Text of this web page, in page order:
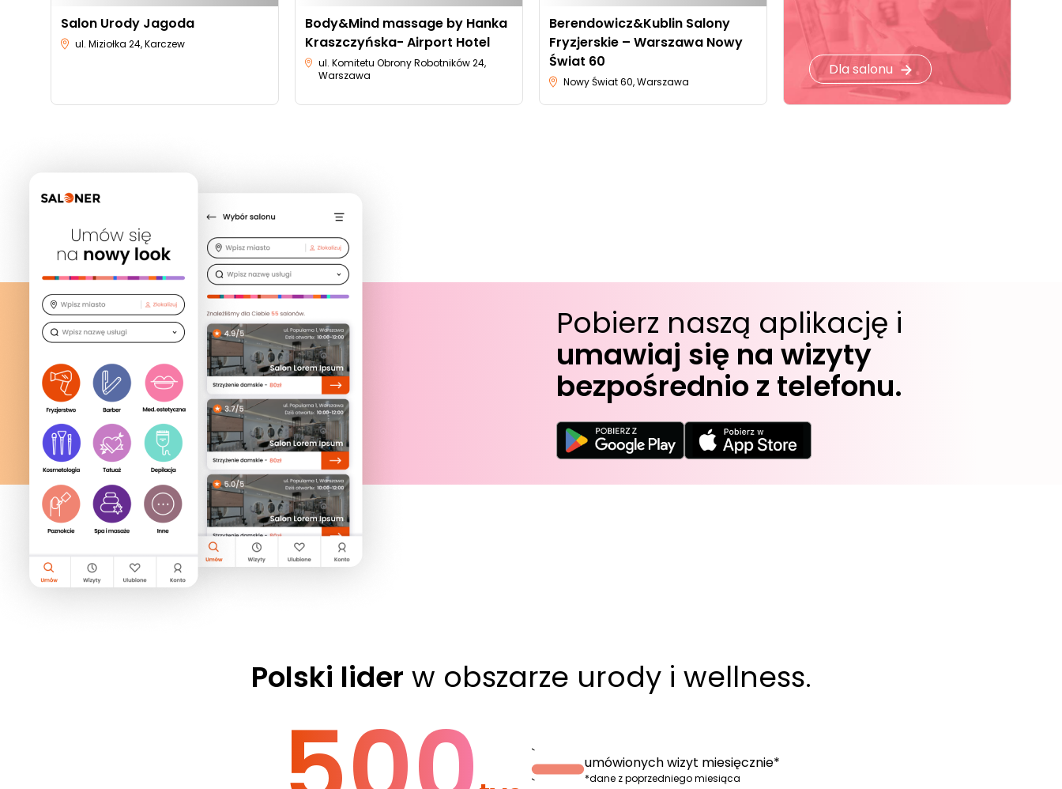
Salon Urody Jagoda
ul. Miziołka 24, Karczew
Body&Mind massage by Hanka
Kraszczyńska- Airport Hotel
ul. Komitetu Obrony Robotników 24,
Warszawa
Berendowicz&Kublin Salony
Fryzjerskie – Warszawa Nowy
Świat 60
Nowy Świat 60, Warszawa
Dla salonu
Pobierz naszą aplikację i
umawiaj się na wizyty
bezpośrednio z telefonu.
Polski lider w obszarze urody i wellness.
`
`
umówionych wizyt miesięcznie*
*dane z poprzedniego miesiąca